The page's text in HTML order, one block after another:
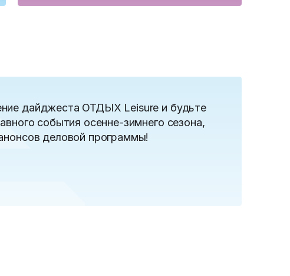
дайджеста ОТДЫХ Leisure и будьте
события осенне-зимнего сезона,
деловой программы!